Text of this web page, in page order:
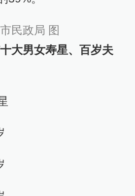
民政局 图
大男女寿星、百岁夫